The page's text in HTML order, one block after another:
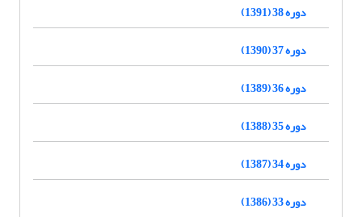
دوره 38 (1391)
دوره 37 (1390)
دوره 36 (1389)
دوره 35 (1388)
دوره 34 (1387)
دوره 33 (1386)